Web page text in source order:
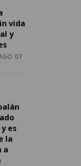
vida
y
07
es
la
a